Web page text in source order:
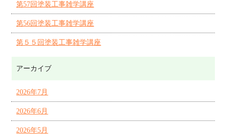
第57回塗装工事雑学講座
第56回塗装工事雑学講座
第５５回塗装工事雑学講座
アーカイブ
2026年7月
2026年6月
2026年5月